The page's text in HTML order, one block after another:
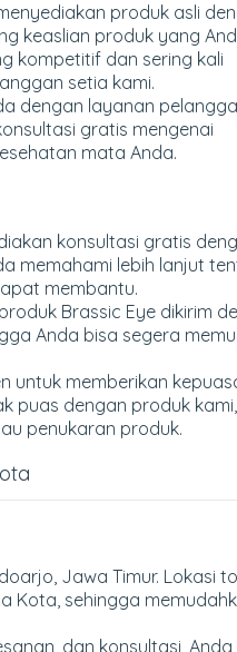
produk asli
keaslian produk yang
kompetitif dan sering kali
setia kami.
dengan layanan
gratis mengenai
mata Anda.
konsultasi gratis
memahami lebih lanjut
membantu.
Brassic Eye dikirim
Anda bisa segera
untuk memberikan
puas dengan produk
penukaran produk.
Jawa Timur. Lokasi
Kota, sehingga
dan konsultasi, Anda